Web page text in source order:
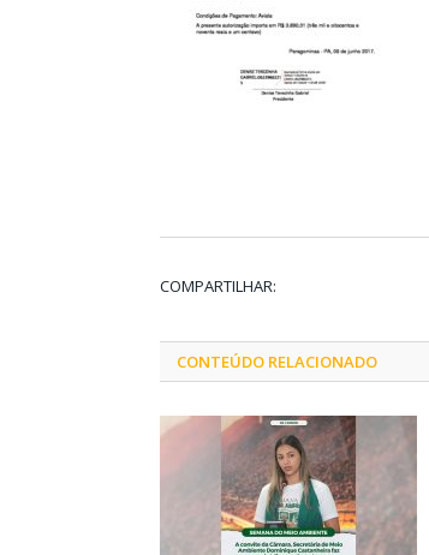
COMPARTILHAR:
CONTEÚDO RELACIONADO